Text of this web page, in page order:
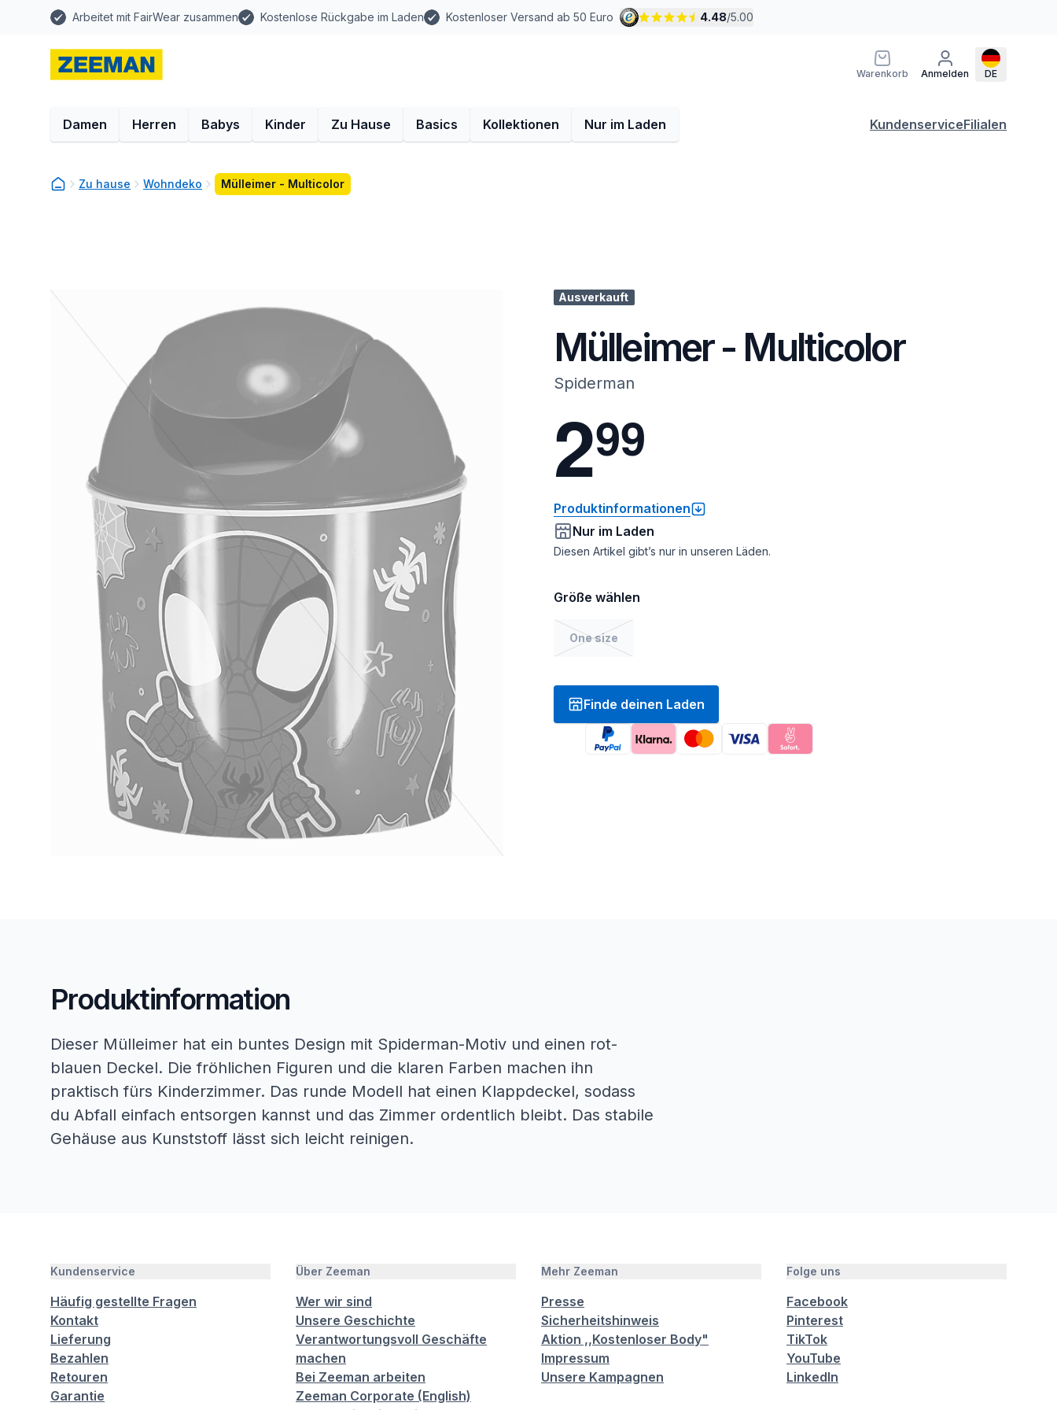
Arbeitet mit FairWear zusammen Kostenlose Rückgabe im Laden Kostenloser Versand ab 50 Euro 4.48/5.00
Warenkorb Anmelden DE
Damen Herren Babys Kinder Zu Hause Basics Kollektionen Nur im Laden KundenserviceFilialen
Zu hause Wohndeko Mülleimer - Multicolor
Ausverkauft
Mülleimer - Multicolor
Spiderman
299
Produktinformationen
Nur im Laden
Diesen Artikel gibt’s nur in unseren Läden.
Größe wählen
One size
Finde deinen Laden
Produktinformation
Dieser Mülleimer hat ein buntes Design mit Spiderman-Motiv und einen rot-
blauen Deckel. Die fröhlichen Figuren und die klaren Farben machen ihn
praktisch fürs Kinderzimmer. Das runde Modell hat einen Klappdeckel, sodass
du Abfall einfach entsorgen kannst und das Zimmer ordentlich bleibt. Das stabile
Gehäuse aus Kunststoff lässt sich leicht reinigen.
Kundenservice
Häufig gestellte Fragen
Kontakt
Lieferung
Bezahlen
Retouren
Garantie
Über Zeeman
Wer wir sind
Unsere Geschichte
Verantwortungsvoll Geschäfte
machen
Bei Zeeman arbeiten
Zeeman Corporate (English)
Mehr Zeeman
Presse
Sicherheitshinweis
Aktion ,,Kostenloser Body"
Impressum
Unsere Kampagnen
Folge uns
Facebook
Pinterest
TikTok
YouTube
LinkedIn